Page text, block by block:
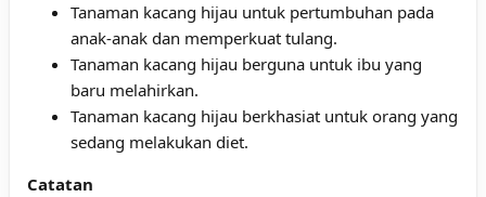
Tanaman kacang hijau untuk pertumbuhan pada
anak-anak dan memperkuat tulang.
Tanaman kacang hijau berguna untuk ibu yang
baru melahirkan.
Tanaman kacang hijau berkhasiat untuk orang yang
sedang melakukan diet.
Catatan